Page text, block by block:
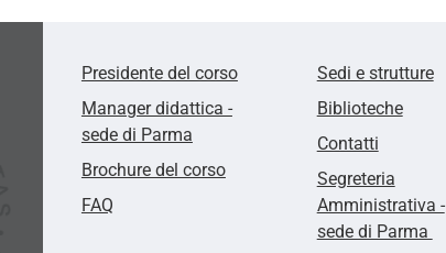
Presidente del corso
Manager didattica -
sede di Parma
Brochure del corso
FAQ
Sedi e strutture
Biblioteche
Contatti
Segreteria
Amministrativa -
sede di Parma